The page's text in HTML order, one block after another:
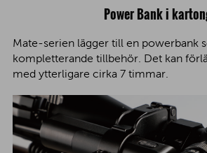
Power Bank i
Mate-serien lägger till en powerbank
kompletterande tillbehör. Det kan
med ytterligare cirka 7 timmar.